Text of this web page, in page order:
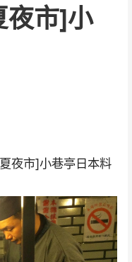
市]小
夜市]小巷亭日本料